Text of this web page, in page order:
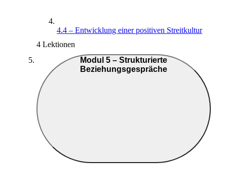
4.4 – Entwicklung einer positiven Streitkultur
4 Lektionen
Modul 5 – Strukturierte
Beziehungsgespräche